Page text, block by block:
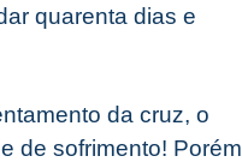
quarenta dias e
da cruz, o
de sofrimento! Porém